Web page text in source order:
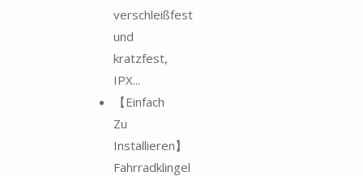
verschleißfest
und
kratzfest,
IPX...
【Einfach
Zu
Installieren】
Fahrradklingel